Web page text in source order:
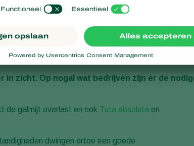
in zicht. Op nogal wat bedrijven zijn er de
de galmijt overlast en ook Tuta absoluta en
dwingen ertoe een goede